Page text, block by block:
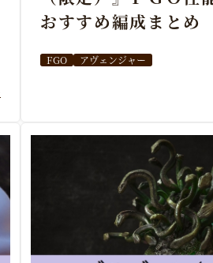
おすすめ編成まとめ
FGO アヴェンジャー